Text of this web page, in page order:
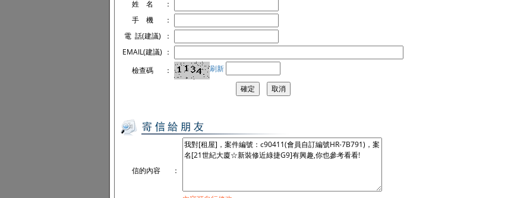
姓 名
：
手 機
：
電 話(建議)
：
EMAIL(建議) ：
檢查碼
： 刷新
信的內容 ：